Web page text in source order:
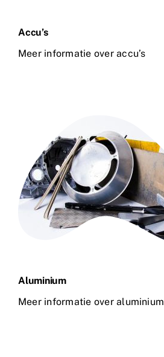
Accu’s
Meer informatie over accu’s
Aluminium
Meer informatie over aluminium